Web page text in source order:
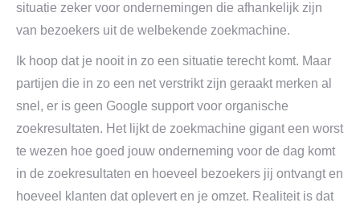
situatie zeker voor ondernemingen die afhankelijk zijn
van bezoekers uit de welbekende zoekmachine.
Ik hoop dat je nooit in zo een situatie terecht komt. Maar
partijen die in zo een net verstrikt zijn geraakt merken al
snel, er is geen Google support voor organische
zoekresultaten. Het lijkt de zoekmachine gigant een worst
te wezen hoe goed jouw onderneming voor de dag komt
in de zoekresultaten en hoeveel bezoekers jij ontvangt en
hoeveel klanten dat oplevert en je omzet. Realiteit is dat